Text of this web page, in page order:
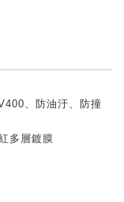
、防油汙、防撞
多層鍍膜